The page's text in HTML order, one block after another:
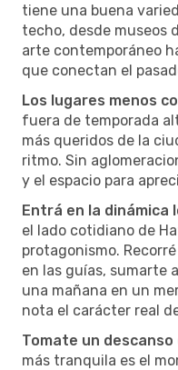
tiene una buena
techo, desde museos
arte contemporáneo
que conectan el
Los lugares menos
fuera de temporada
más queridos de la
ritmo. Sin
y el espacio para
Entrá en la dinámica
el lado cotidiano de
protagonismo.
en las guías, sumarte
una mañana en un
nota el carácter real
Tomate un descanso
más tranquila es el